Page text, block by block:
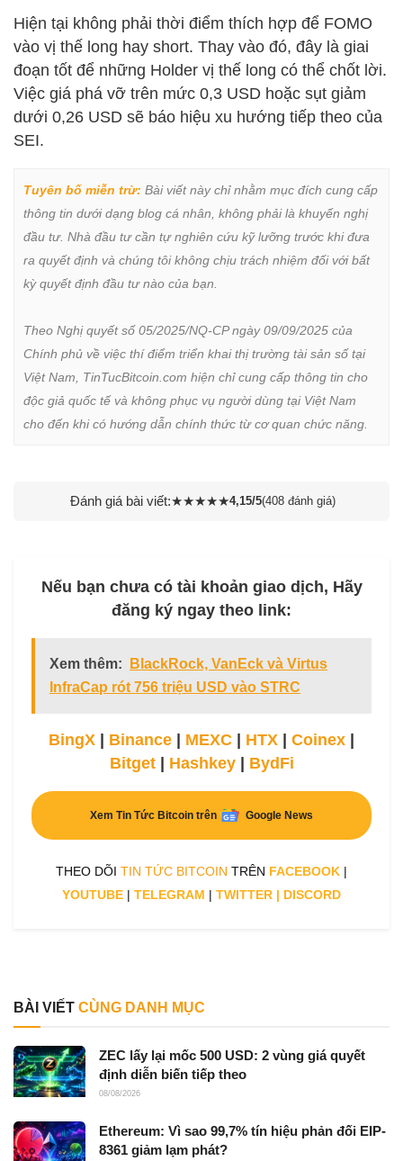
Hiện tại không phải thời điểm thích hợp để FOMO
vào vị thế long hay short. Thay vào đó, đây là giai
đoạn tốt để những Holder vị thế long có thể chốt lời.
Việc giá phá vỡ trên mức 0,3 USD hoặc sụt giảm
dưới 0,26 USD sẽ báo hiệu xu hướng tiếp theo của
SEI.
Tuyên bố miễn trừ: Bài viết này chỉ nhằm mục đích cung cấp
thông tin dưới dạng blog cá nhân, không phải là khuyến nghị
đầu tư. Nhà đầu tư cần tự nghiên cứu kỹ lưỡng trước khi đưa
ra quyết định và chúng tôi không chịu trách nhiệm đối với bất
kỳ quyết định đầu tư nào của bạn.
Theo Nghị quyết số 05/2025/NQ-CP ngày 09/09/2025 của
Chính phủ về việc thí điểm triển khai thị trường tài sản số tại
Việt Nam, TinTucBitcoin.com hiện chỉ cung cấp thông tin cho
độc giả quốc tế và không phục vụ người dùng tại Việt Nam
cho đến khi có hướng dẫn chính thức từ cơ quan chức năng.
Đánh giá bài viết:★★★★★4,15/5(408 đánh giá)
Nếu bạn chưa có tài khoản giao dịch, Hãy
đăng ký ngay theo link:
Xem thêm:
BlackRock, VanEck và Virtus
InfraCap rót 756 triệu USD vào STRC
BingX | Binance | MEXC | HTX | Coinex |
Bitget| Hashkey| BydFi
Xem Tin Tức Bitcoin trên Google News
THEO DÕI TIN TỨC BITCOIN TRÊN FACEBOOK |
YOUTUBE | TELEGRAM | TWITTER | DISCORD
BÀI VIẾT CÙNG DANH MỤC
ZEC lấy lại mốc 500 USD: 2 vùng giá quyết
định diễn biến tiếp theo
08/08/2026
Ethereum: Vì sao 99,7% tín hiệu phản đối EIP-
8361 giảm lạm phát?